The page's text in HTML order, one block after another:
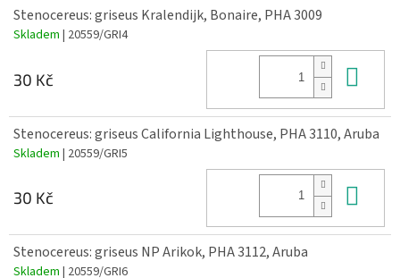
Stenocereus: griseus Kralendijk, Bonaire, PHA 3009
Skladem | 20559/GRI4
30 Kč
Stenocereus: griseus California Lighthouse, PHA 3110, Aruba
Skladem | 20559/GRI5
30 Kč
Stenocereus: griseus NP Arikok, PHA 3112, Aruba
Skladem | 20559/GRI6